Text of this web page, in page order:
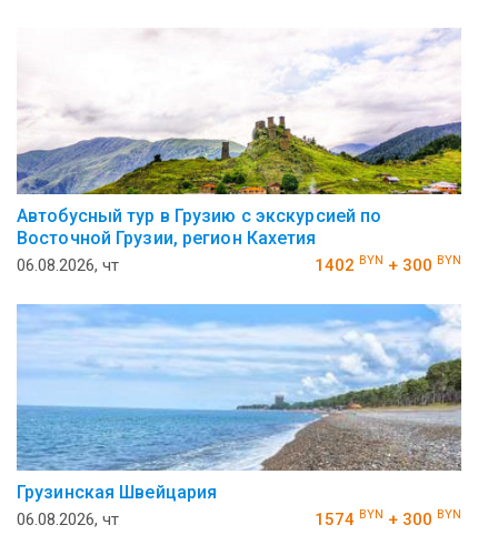
Автобусный тур в Грузию с экскурсией по
Восточной Грузии, регион Кахетия
06.08.2026, чт 1402 BYN + 300 BYN
Грузинская Швейцария
06.08.2026, чт 1574 BYN + 300 BYN